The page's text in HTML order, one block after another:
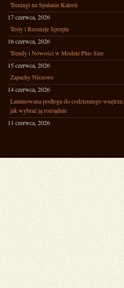
Treningi na Spalanie Kalorii
17 czerwca, 2026
Testy i Recenzje Sprzętu
16 czerwca, 2026
Trendy i Nowości w Modzie Plus Size
15 czerwca, 2026
Zapachy Niszowe
14 czerwca, 2026
Laminowana podłoga do codziennego wnętrza:
jak wybrać ją rozsądnie
11 czerwca, 2026